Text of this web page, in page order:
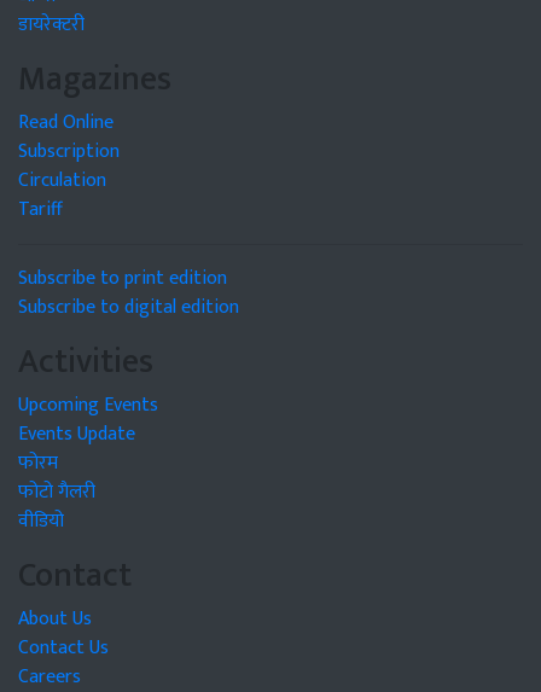
डायरेक्टरी
Magazines
Read Online
Subscription
Circulation
Tariff
Subscribe to print edition
Subscribe to digital edition
Activities
Upcoming Events
Events Update
फोरम
फोटो गैलरी
वीडियो
Contact
About Us
Contact Us
Careers